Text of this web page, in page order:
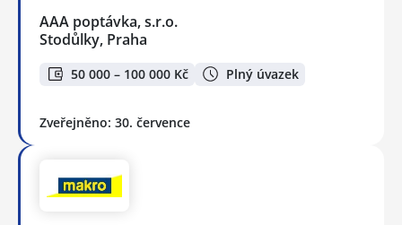
AAA poptávka, s.r.o.
Stodůlky, Praha
50 000 – 100 000 Kč Plný úvazek
Zveřejněno: 30. července